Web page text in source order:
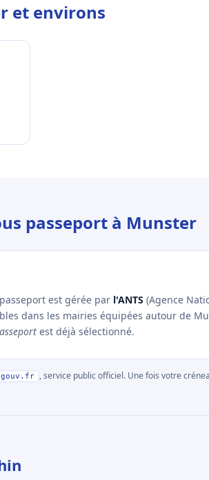
et environs
passeport à Munster
est gérée par l'ANTS (Agence
dans les mairies équipées autour de
est déjà sélectionné.
, service public officiel. Une fois votre